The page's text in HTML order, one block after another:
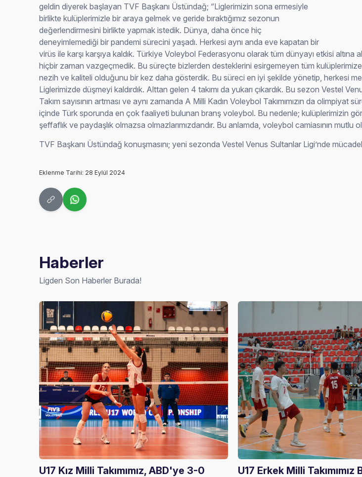
geldin diyerek başlayan TVF Başkanı Üstündağ; “Liglerimizin sona ermesiyle
birlikte kulüplerimizle bir araya gelmek ve geride bıraktığımız sezonun
değerlendirmesini birlikte yapmak istedik. Dünya, daha önce hiç
deneyimlemediği bir pandemi sürecini yaşadı. Herkesi aynı anda eve kapatan bir
virüs ile karşı karşıya kaldık. Türkiye Voleybol Federasyonu olarak tüm dünyayı etkisi
hiçbir zaman vazgeçmedik. Bu süreçte bizlerden desteklerini esirgemeyen tüm
nezih ve kaliteli olduğunu bir kez daha gösterdik. Bu süreci en iyi şekilde yönetip, herkesi
Liglerimizde düşmeyi kaldırdık. Alttan gelen 4 takımı da yukarı çıkardık. Bu sezon Vestel
Takım sayısının artması ve aynı zamanda A Milli Kadın Voleybol Takımımızın da
içinde Türk sporunda en çok faaliyeti bulunan branş voleybol. Bu nedenle; kulüplerimizin
şeffaflık ve paydaşlık olmazsa olmazlarımızdandır. Bu anlamda, voleybol camiasının
TVF Başkanı Üstündağ konuşmasını; yeni sezonda Vestel Venus Sultanlar Ligi’nde
Eklenme Tarihi: 28 Eylül 2024
Haberler
Ligden Son Haberler Burada!
U17 Kız Milli Takımımız, ABD'ye 3-0
U17 Erkek Milli Takımımız